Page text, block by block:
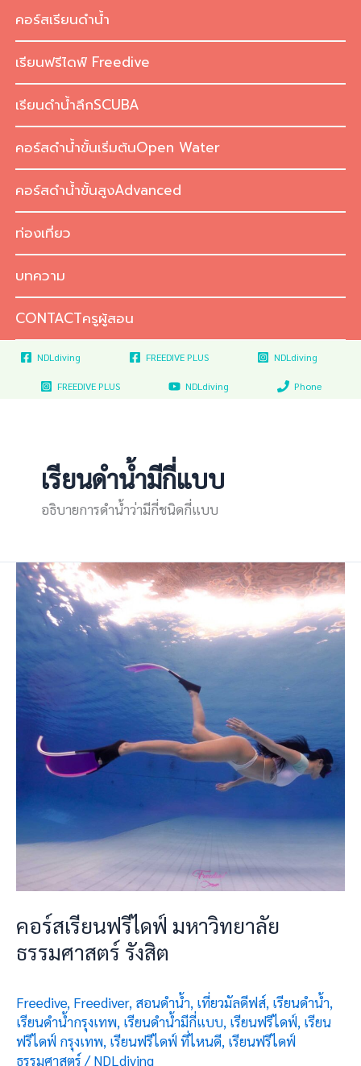
content
คอร์สเรียนดำน้ำ
เรียนฟรีไดฟ์ Freedive
เรียนดำน้ำลึกSCUBA
คอร์สดำน้ำขั้นเริ่มต้นOpen Water
คอร์สดำน้ำขั้นสูงAdvanced
ท่องเที่ยว
บทความ
CONTACTครูผู้สอน
NDLdiving FREEDIVE PLUS NDLdiving
FREEDIVE PLUS NDLdiving Phone
เรียนดำน้ำมีกี่แบบ
อธิบายการดำน้ำว่ามีกี่ชนิดกี่แบบ
คอร์สเรียนฟรีไดฟ์ มหาวิทยาลัย
ธรรมศาสตร์ รังสิต
Freedive, Freediver, สอนดำน้ำ, เที่ยวมัลดีฟส์, เรียนดำน้ำ,
เรียนดำน้ำกรุงเทพ, เรียนดำน้ำมีกี่แบบ, เรียนฟรีไดฟ์, เรียน
ฟรีไดฟ์ กรุงเทพ, เรียนฟรีไดฟ์ ที่ไหนดี, เรียนฟรีไดฟ์
ธรรมศาสตร์/NDLdiving
คอร์ส
เรียน
ไดฟ์
มหาวิทยาลัย
รังสิต